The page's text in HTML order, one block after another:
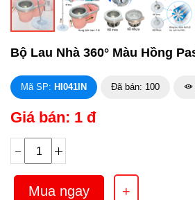
Bộ Lau Nhà 360° Màu Hồng
Mã SP: HI041IN Đã bán: 100
Giá bán: 1 đ